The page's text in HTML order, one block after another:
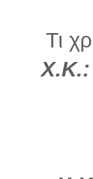
Τι
Χ.Κ.: